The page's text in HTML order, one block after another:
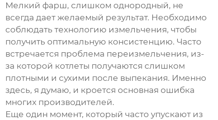
Мелкий фарш, слишком однородный, не
всегда дает желаемый результат. Необходимо
соблюдать технологию измельчения, чтобы
получить оптимальную консистенцию. Часто
встречается проблема переизмельчения, из-
за которой котлеты получаются слишком
плотными и сухими после выпекания. Именно
здесь, я думаю, и кроется основная ошибка
многих производителей.
Еще один момент, который часто упускают из